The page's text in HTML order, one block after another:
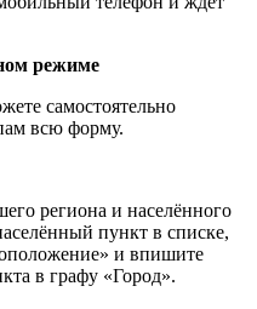
режиме
самостоятельно
всю форму.
региона и населённого
пункт в списке,
и впишите
в графу «Город».